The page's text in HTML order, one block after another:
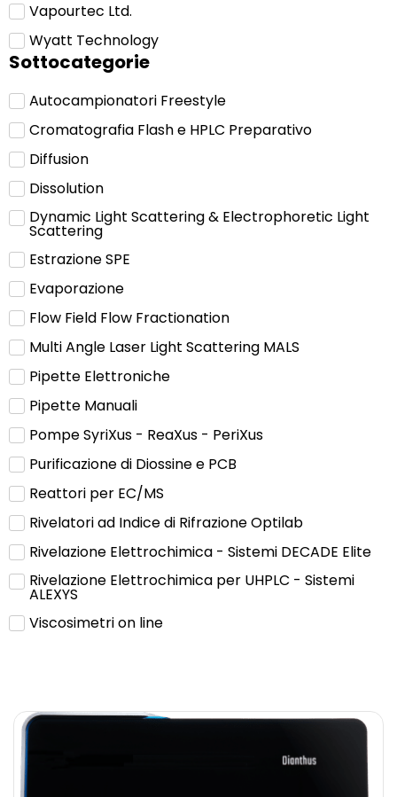
Vapourtec Ltd.
Wyatt Technology
Sottocategorie
Autocampionatori Freestyle
Cromatografia Flash e HPLC Preparativo
Diffusion
Dissolution
Dynamic Light Scattering & Electrophoretic Light
Scattering
Estrazione SPE
Evaporazione
Flow Field Flow Fractionation
Multi Angle Laser Light Scattering MALS
Pipette Elettroniche
Pipette Manuali
Pompe SyriXus - ReaXus - PeriXus
Purificazione di Diossine e PCB
Reattori per EC/MS
Rivelatori ad Indice di Rifrazione Optilab
Rivelazione Elettrochimica - Sistemi DECADE Elite
Rivelazione Elettrochimica per UHPLC - Sistemi
ALEXYS
Viscosimetri on line